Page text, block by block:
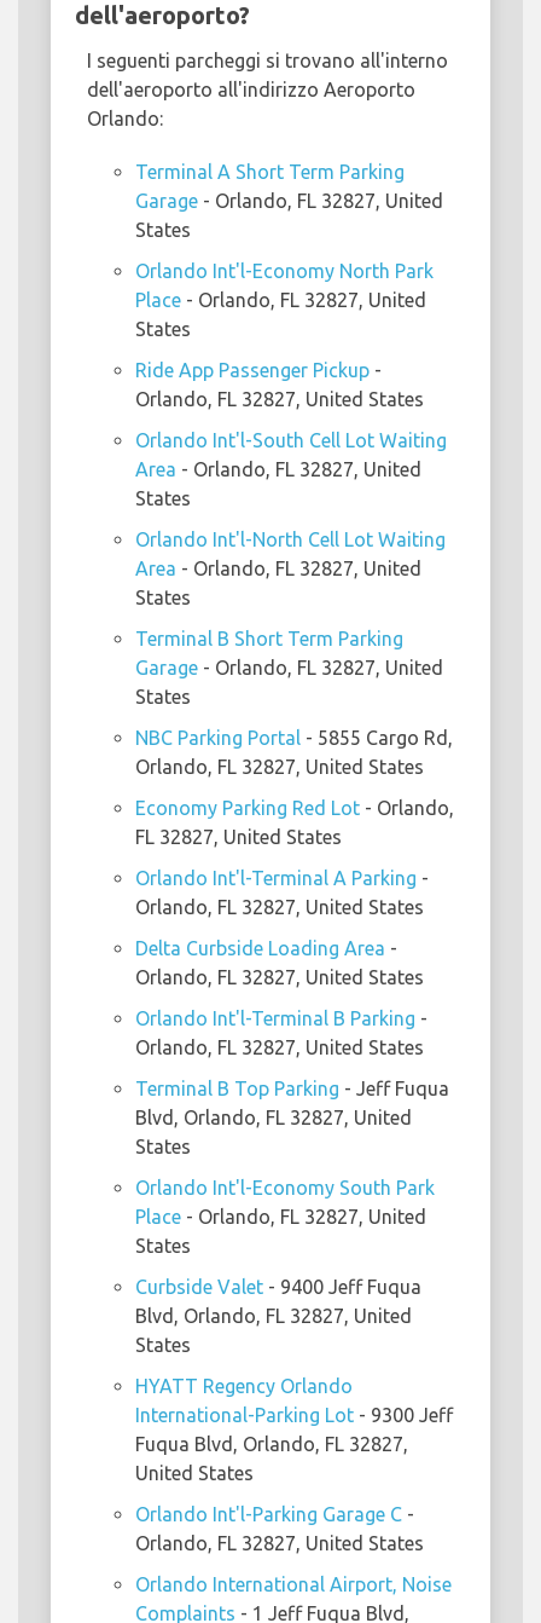
dell'aeroporto?
I seguenti parcheggi si trovano all'interno
dell'aeroporto all'indirizzo Aeroporto
Orlando:
Terminal A Short Term Parking
Garage - Orlando, FL 32827, United
States
Orlando Int'l-Economy North Park
Place - Orlando, FL 32827, United
States
Ride App Passenger Pickup -
Orlando, FL 32827, United States
Orlando Int'l-South Cell Lot Waiting
Area - Orlando, FL 32827, United
States
Orlando Int'l-North Cell Lot Waiting
Area - Orlando, FL 32827, United
States
Terminal B Short Term Parking
Garage - Orlando, FL 32827, United
States
NBC Parking Portal - 5855 Cargo Rd,
Orlando, FL 32827, United States
Economy Parking Red Lot - Orlando,
FL 32827, United States
Orlando Int'l-Terminal A Parking -
Orlando, FL 32827, United States
Delta Curbside Loading Area -
Orlando, FL 32827, United States
Orlando Int'l-Terminal B Parking -
Orlando, FL 32827, United States
Terminal B Top Parking - Jeff Fuqua
Blvd, Orlando, FL 32827, United
States
Orlando Int'l-Economy South Park
Place - Orlando, FL 32827, United
States
Curbside Valet - 9400 Jeff Fuqua
Blvd, Orlando, FL 32827, United
States
HYATT Regency Orlando
International-Parking Lot - 9300 Jeff
Fuqua Blvd, Orlando, FL 32827,
United States
Orlando Int'l-Parking Garage C -
Orlando, FL 32827, United States
Orlando International Airport, Noise
Complaints - 1 Jeff Fuqua Blvd,